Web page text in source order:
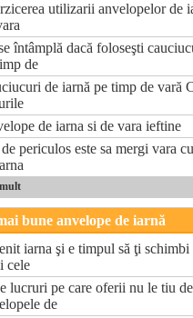
utilizarii anvelopelor de
întâmplă dacă foloseşti
de
de iarnă pe timp de vară
de iarna si de vara ieftine
periculos este sa mergi vara
bune anvelope de iarnă
iarna şi e timpul să ţi schimbi
cele
lucruri pe care oferii nu le tiu
de